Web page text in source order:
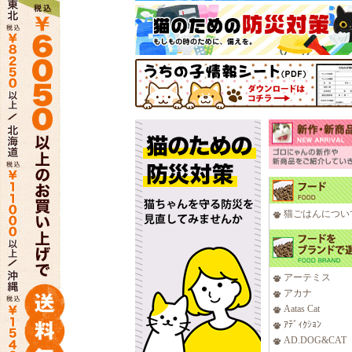
猫ごはんについ
アーテミス
アカナ
Aatas Cat
ｱﾃﾞｨｸｼｮﾝ
AD.DOG&CAT